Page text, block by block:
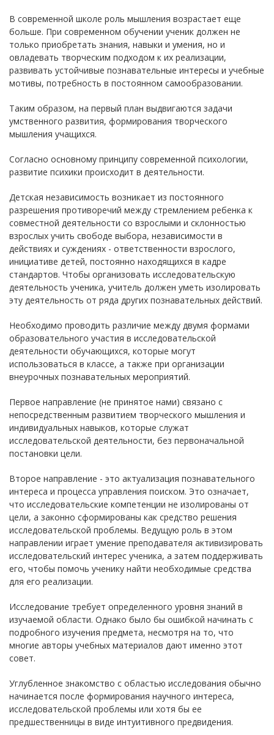
В современной школе роль мышления возрастает еще
больше. При современном обучении ученик должен не
только приобретать знания, навыки и умения, но и
овладевать творческим подходом к их реализации,
развивать устойчивые познавательные интересы и учебные
мотивы, потребность в постоянном самообразовании.
Таким образом, на первый план выдвигаются задачи
умственного развития, формирования творческого
мышления учащихся.
Согласно основному принципу современной психологии,
развитие психики происходит в деятельности.
Детская независимость возникает из постоянного
разрешения противоречий между стремлением ребенка к
совместной деятельности со взрослыми и склонностью
взрослых учить свободе выбора, независимости в
действиях и суждениях - ответственности взрослого,
инициативе детей, постоянно находящихся в кадре
стандартов. Чтобы организовать исследовательскую
деятельность ученика, учитель должен уметь изолировать
эту деятельность от ряда других познавательных действий.
Необходимо проводить различие между двумя формами
образовательного участия в исследовательской
деятельности обучающихся, которые могут
использоваться в классе, а также при организации
внеурочных познавательных мероприятий.
Первое направление (не принятое нами) связано с
непосредственным развитием творческого мышления и
индивидуальных навыков, которые служат
исследовательской деятельности, без первоначальной
постановки цели.
Второе направление - это актуализация познавательного
интереса и процесса управления поиском. Это означает,
что исследовательские компетенции не изолированы от
цели, а законно сформированы как средство решения
исследовательской проблемы. Ведущую роль в этом
направлении играет умение преподавателя активизировать
исследовательский интерес ученика, а затем поддерживать
его, чтобы помочь ученику найти необходимые средства
для его реализации.
Исследование требует определенного уровня знаний в
изучаемой области. Однако было бы ошибкой начинать с
подробного изучения предмета, несмотря на то, что
многие авторы учебных материалов дают именно этот
совет.
Углубленное знакомство с областью исследования обычно
начинается после формирования научного интереса,
исследовательской проблемы или хотя бы ее
предшественницы в виде интуитивного предвидения.